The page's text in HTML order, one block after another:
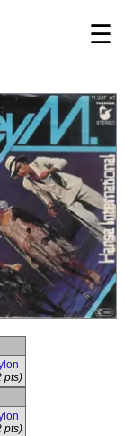
☰
pts)
pts)